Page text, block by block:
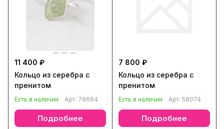
11 400 ₽
Кольцо из серебра с
пренитом
Есть в наличии Арт. 78684
Подробнее
7 800 ₽
Кольцо из серебра с
пренитом
Есть в наличии Арт. 58074
Подробнее